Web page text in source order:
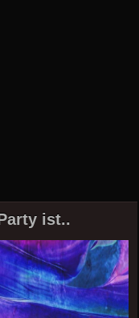
ist..